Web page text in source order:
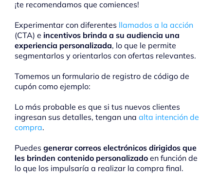
¡te recomendamos que comiences!
Experimentar con diferentes llamados a la acción
(CTA) e incentivos brinda a su audiencia una
experiencia personalizada, lo que le permite
segmentarlos y orientarlos con ofertas relevantes.
Tomemos un formulario de registro de código de
cupón como ejemplo:
Lo más probable es que si tus nuevos clientes
ingresan sus detalles, tengan una alta intención de
compra.
Puedes generar correos electrónicos dirigidos que
les brinden contenido personalizado en función de
lo que los impulsaría a realizar la compra final.